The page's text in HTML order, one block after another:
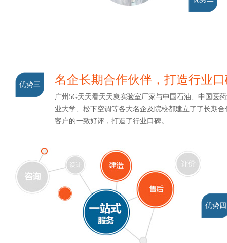
优势三 名企长期合作伙伴，打造行业
广州5G天天看天天爽实验室厂家与中国石油、中国医药
业大学、松下空调等各大名企及院校都建立了了长期合作
客户的一致好评，打造了行业口碑。
优势四